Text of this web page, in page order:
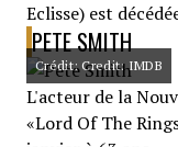
Eclisse) est
PETE SMITH
Crédit: Credit: IMDB
L'acteur de la
«Lord Of The